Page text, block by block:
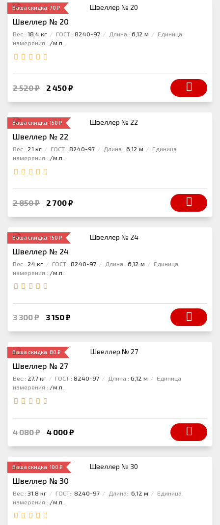
Ваша скидка: 70 ₽
Швеллер № 20
Вес:: 18.4 кг ГОСТ:: 8240-97 Длина:: 6,12 м
Единица
измерения:: /м.п.
2 520 ₽ 2 450 ₽
Ваша скидка: 150 ₽
Швеллер № 22
Вес:: 21 кг ГОСТ:: 8240-97 Длина:: 6,12 м
Единица
измерения:: /м.п.
2 850 ₽ 2 700 ₽
Ваша скидка: 150 ₽
Швеллер № 24
Вес:: 24 кг ГОСТ:: 8240-97 Длина:: 6,12 м
Единица
измерения:: /м.п.
3 300 ₽ 3 150 ₽
Ваша скидка: 80 ₽
Швеллер № 27
Вес:: 27.7 кг ГОСТ:: 8240-97 Длина:: 6,12 м
Единица
измерения:: /м.п.
4 080 ₽ 4 000 ₽
Ваша скидка: 100 ₽
Швеллер № 30
Вес:: 31.8 кг ГОСТ:: 8240-97 Длина:: 6,12 м
Единица
измерения:: /м.п.